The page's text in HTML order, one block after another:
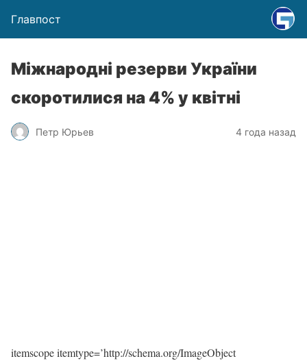
Главпост
Міжнародні резерви України
скоротилися на 4% у квітні
Петр Юрьев 4 года назад
itemscope itemtype=’http://schema.org/ImageObject